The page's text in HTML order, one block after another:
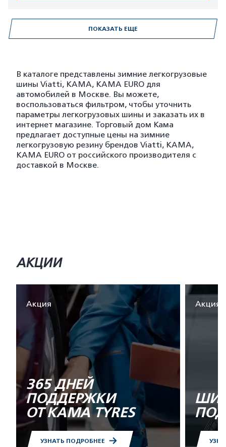
ПОКАЗАТЬ ЕЩЕ
В каталоге представлены зимние легкогрузовые
шины Viatti, KAMA, KAMA EURO для
автомобилей в Москве. Вы можете,
воспользоваться фильтром, чтобы уточнить
параметры легкогрузовых шины и заказать их в
интернет магазине. Торговый дом Кама
предлагает доступные цены на зимние
легкогрузовую резину брендов Viatti, KAMA,
KAMA EURO от российского производителя с
доставкой в Москве.
АКЦИИ
Акция
365 ДНЕЙ
ПОДДЕРЖКИ
ОТ KAMA TYRES
УЗНАТЬ ПОДРОБНЕЕ
Акция